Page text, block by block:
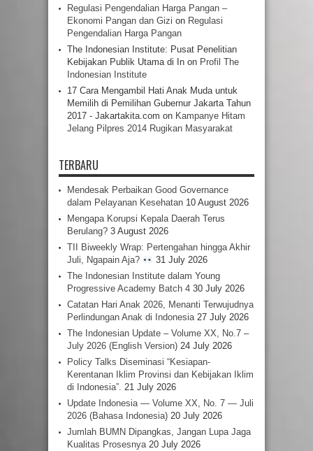
Regulasi Pengendalian Harga Pangan –
Ekonomi Pangan dan Gizi on Regulasi
Pengendalian Harga Pangan
The Indonesian Institute: Pusat Penelitian
Kebijakan Publik Utama di In on Profil The
Indonesian Institute
17 Cara Mengambil Hati Anak Muda untuk
Memilih di Pemilihan Gubernur Jakarta Tahun
2017 - Jakartakita.com on Kampanye Hitam
Jelang Pilpres 2014 Rugikan Masyarakat
TERBARU
Mendesak Perbaikan Good Governance
dalam Pelayanan Kesehatan 10 August 2026
Mengapa Korupsi Kepala Daerah Terus
Berulang? 3 August 2026
TII Biweekly Wrap: Pertengahan hingga Akhir
Juli, Ngapain Aja?
31 July 2026
The Indonesian Institute dalam Young
Progressive Academy Batch 4 30 July 2026
Catatan Hari Anak 2026, Menanti Terwujudnya
Perlindungan Anak di Indonesia 27 July 2026
The Indonesian Update – Volume XX, No.7 –
July 2026 (English Version) 24 July 2026
Policy Talks Diseminasi “Kesiapan-
Kerentanan Iklim Provinsi dan Kebijakan Iklim
di Indonesia”. 21 July 2026
Update Indonesia — Volume XX, No. 7 — Juli
2026 (Bahasa Indonesia) 20 July 2026
Jumlah BUMN Dipangkas, Jangan Lupa Jaga
Kualitas Prosesnya 20 July 2026